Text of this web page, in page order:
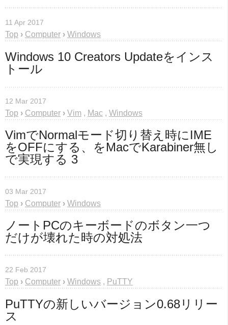
11 Apr 2017
Top › Computer › Windows
Windows 10 Creators Updateをインス
トール
12 Mar 2017
Top › Computer › Vim , Mac , Windows
VimでNormalモード切り替え時にIME
をOFFにする、をMacでKarabiner無し
で実現する 3
03 Mar 2017
Top › Computer › Windows
ノートPCのキーボードのボタン一つ
だけが壊れた時の対処法
22 Feb 2017
Top › Computer › Windows , PuTTY
PuTTYの新しいバージョン0.68リリー
ス